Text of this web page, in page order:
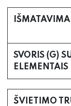
SVORIS (G)
ELEMENTAIS
ŠVIETIMO